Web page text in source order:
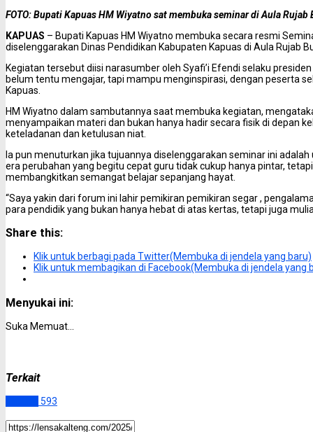
FOTO: Bupati Kapuas HM Wiyatno sat membuka seminar di Aula Rujab
KAPUAS – Bupati Kapuas HM Wiyatno membuka secara resmi
diselenggarakan Dinas Pendidikan Kabupaten Kapuas di Aula Rujab
Kegiatan tersebut diisi narasumber oleh Syafi’i Efendi selaku
belum tentu mengajar, tapi mampu menginspirasi, dengan peserta
Kapuas.
HM Wiyatno dalam sambutannya saat membuka kegiatan,
menyampaikan materi dan bukan hanya hadir secara fisik di depan
keteladanan dan ketulusan niat.
Ia pun menuturkan jika tujuannya diselenggarakan seminar ini
era perubahan yang begitu cepat guru tidak cukup hanya pintar,
membangkitkan semangat belajar sepanjang hayat.
“Saya yakin dari forum ini lahir pemikiran pemikiran segar ,
para pendidik yang bukan hanya hebat di atas kertas, tetapi juga
Share this:
Klik untuk berbagi pada Twitter(Membuka di jendela yang baru)
Klik untuk membagikan di Facebook(Membuka di jendela yang
Menyukai ini:
Suka Memuat...
Terkait
593